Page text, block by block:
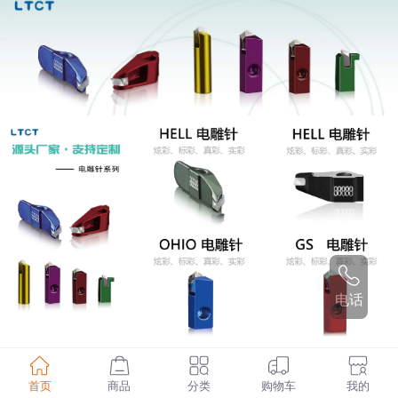
电话
首页 商品 分类 购物车 我的